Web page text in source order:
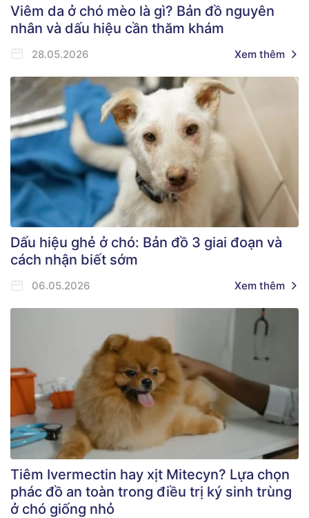
Viêm da ở chó mèo là gì? Bản đồ nguyên
nhân và dấu hiệu cần thăm khám
28.05.2026 Xem thêm
Dấu hiệu ghẻ ở chó: Bản đồ 3 giai đoạn và
cách nhận biết sớm
06.05.2026 Xem thêm
Tiêm Ivermectin hay xịt Mitecyn? Lựa chọn
phác đồ an toàn trong điều trị ký sinh trùng
ở chó giống nhỏ